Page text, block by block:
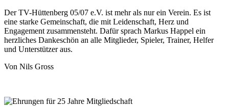
Der TV-Hüttenberg 05/07 e.V. ist mehr als nur ein Verein. Es ist
eine starke Gemeinschaft, die mit Leidenschaft, Herz und
Engagement zusammensteht. Dafür sprach Markus Happel ein
herzliches Dankeschön an alle Mitglieder, Spieler, Trainer, Helfer
und Unterstützer aus.
Von Nils Gross